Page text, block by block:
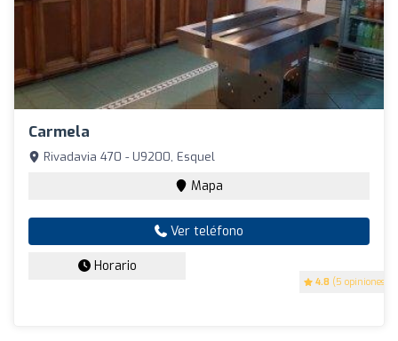
Carmela
4.8 (5 opiniones)
Rivadavia 470 - U9200, Esquel
Mapa
Ver teléfono
Horario